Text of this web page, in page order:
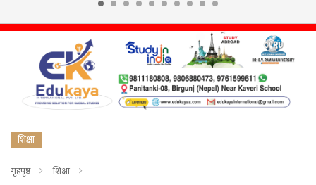
शिक्षा
गृहपृष्ठ
शिक्षा